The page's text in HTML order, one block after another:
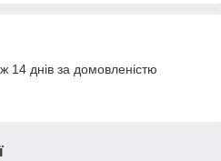
14 днів за домовленістю